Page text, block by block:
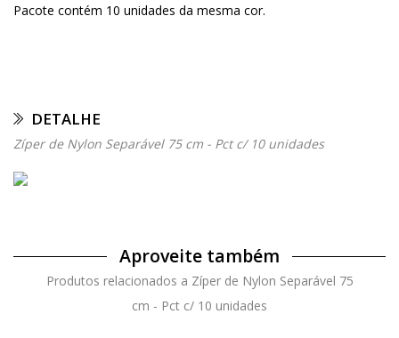
Pacote contém 10 unidades da mesma cor.
DETALHE
Zíper de Nylon Separável 75 cm - Pct c/ 10 unidades
Aproveite também
Produtos relacionados a Zíper de Nylon Separável 75
cm - Pct c/ 10 unidades